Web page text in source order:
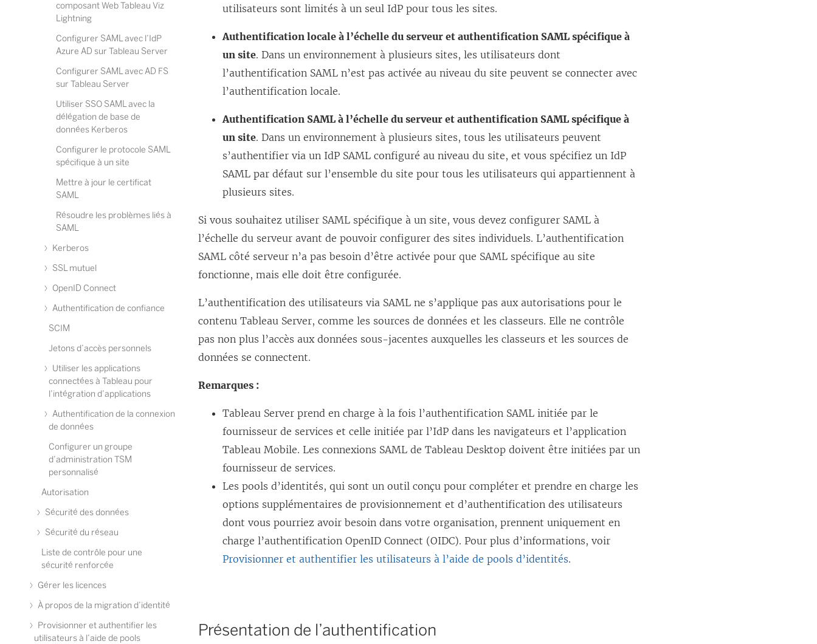
composant Web Tableau Viz
Lightning
Configurer SAML avec l’IdP
Azure AD sur Tableau Server
Configurer SAML avec AD FS
sur Tableau Server
Utiliser SSO SAML avec la
délégation de base de
données Kerberos
Configurer le protocole SAML
spécifique à un site
Mettre à jour le certificat
SAML
Résoudre les problèmes liés à
SAML
Kerberos
SSL mutuel
OpenID Connect
Authentification de confiance
SCIM
Jetons d’accès personnels
Utiliser les applications
connectées à Tableau pour
l’intégration d’applications
Authentification de la connexion
de données
Configurer un groupe
d’administration TSM
personnalisé
Autorisation
Sécurité des données
Sécurité du réseau
Liste de contrôle pour une
sécurité renforcée
Gérer les licences
À propos de la migration d’identité
Provisionner et authentifier les
utilisateurs à l’aide de pools
utilisateurs sont limités à un seul IdP pour tous les sites.
Authentification locale à l’échelle du serveur et authentification SAML spécifique à
un site. Dans un environnement à plusieurs sites, les utilisateurs dont
l’authentification SAML n’est pas activée au niveau du site peuvent se connecter avec
l’authentification locale.
Authentification SAML à l’échelle du serveur et authentification SAML spécifique à
un site. Dans un environnement à plusieurs sites, tous les utilisateurs peuvent
s’authentifier via un IdP SAML configuré au niveau du site, et vous spécifiez un IdP
SAML par défaut sur l’ensemble du site pour tous les utilisateurs qui appartiennent à
plusieurs sites.
Si vous souhaitez utiliser SAML spécifique à un site, vous devez configurer SAML à
l’échelle du serveur avant de pouvoir configurer des sites individuels. L’authentification
SAML côté serveur n’a pas besoin d’être activée pour que SAML spécifique au site
fonctionne, mais elle doit être configurée.
L’authentification des utilisateurs via SAML ne s’applique pas aux autorisations pour le
contenuTableau Server, comme les sources de données et les classeurs. Elle ne contrôle
pas non plus l’accès aux données sous-jacentes auxquelles les classeurs et les sources de
données se connectent.
Remarques :
Tableau Server prend en charge à la fois l’authentification SAML initiée par le
fournisseur de services et celle initiée par l’IdP dans les navigateurs et l’application
Tableau Mobile. Les connexions SAML de Tableau Desktop doivent être initiées par un
fournisseur de services.
Les pools d’identités, qui sont un outil conçu pour compléter et prendre en charge les
options supplémentaires de provisionnement et d’authentification des utilisateurs
dont vous pourriez avoir besoin dans votre organisation, prennent uniquement en
charge l’authentification OpenID Connect (OIDC). Pour plus d’informations, voir
Provisionner et authentifier les utilisateurs à l’aide de pools d’identités.
Présentation de l’authentification